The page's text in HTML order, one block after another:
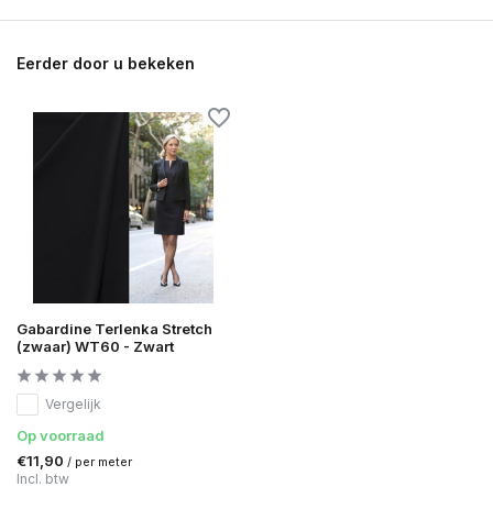
Eerder door u bekeken
Gabardine Terlenka Stretch
(zwaar) WT60 - Zwart
Vergelijk
Op voorraad
€11,90 / per meter
Incl. btw